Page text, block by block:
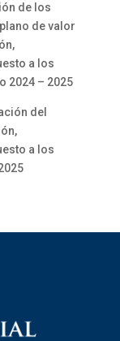
de los
de valor
a los
2024 – 2025
del
a los